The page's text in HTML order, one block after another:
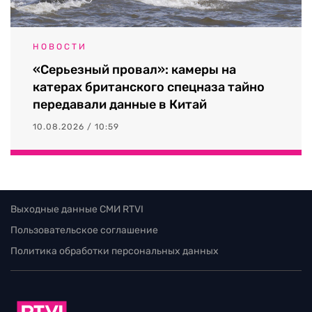
НОВОСТИ
«Серьезный провал»: камеры на
катерах британского спецназа тайно
передавали данные в Китай
10.08.2026 / 10:59
Выходные данные СМИ RTVI
Пользовательское соглашение
Политика обработки персональных данных